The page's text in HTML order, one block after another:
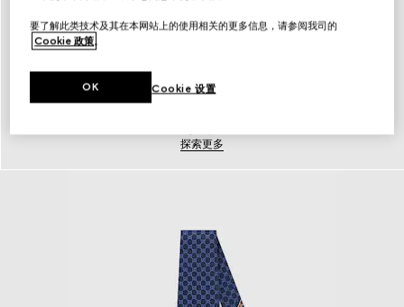
探索更多
要了解此类技术及其在本网站上的使用相关的更多信息，请参阅我司的
Cookie 政策。
Cookie 设置
OK